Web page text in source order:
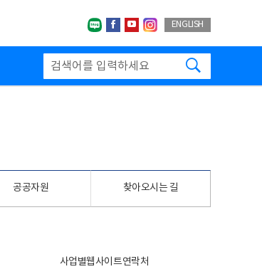
네이버블로그
페이스북
유투브인스타그랩
ENGLISH
공공자원 찾아오시는 길
사업별웹사이트연락처